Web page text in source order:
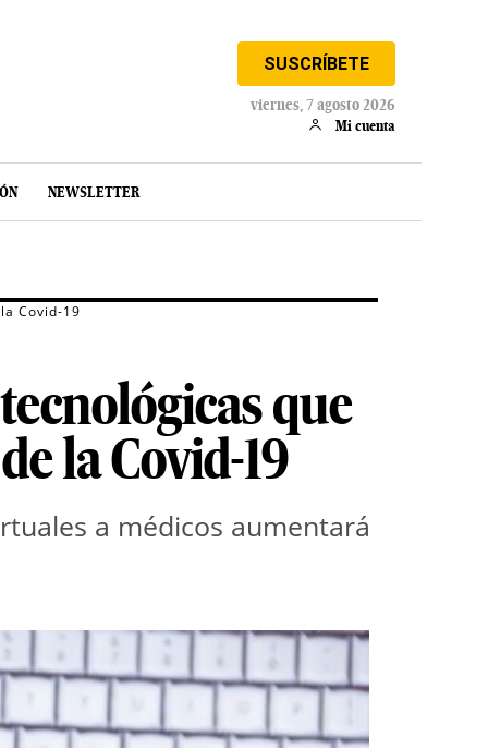
SUSCRÍBETE
viernes, 7 agosto 2026
Mi cuenta
NEWSLETTER
Covid-19
que
la Covid-19
a médicos aumentará